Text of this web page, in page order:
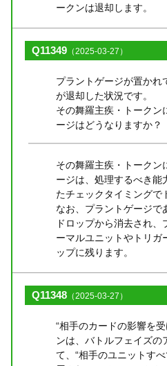
ークンは退却します。
Q11349 （2025-03-27）
プラントゲージが置かれ
が退却した状況です。
その舞羅主疾・トークン
ージはどうなりますか？
その舞羅主疾・トークン
ージは、処理するべき能
たチェックタイミングで
なお、プラントゲージで
ドロップから消去され
ーマルユニットやトリガ
ップに残ります。
Q11348 （2025-03-27）
“相手のカードの影響を
ンは、バトルフェイズ
て、“相手のユニットす